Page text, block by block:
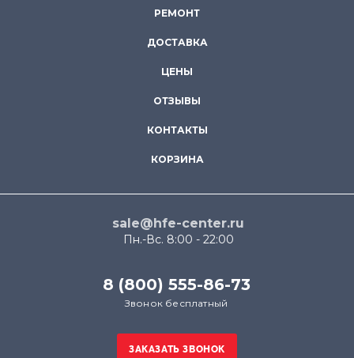
РЕМОНТ
ДОСТАВКА
ЦЕНЫ
ОТЗЫВЫ
КОНТАКТЫ
КОРЗИНА
sale@hfe-center.ru
Пн.-Вс. 8:00 - 22:00
8 (800) 555-86-73
Звонок бесплатный